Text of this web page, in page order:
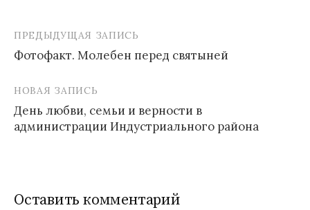
Навигация
по
записям
ПРЕДЫДУЩАЯ ЗАПИСЬ
Фотофакт. Молебен перед святыней
НОВАЯ ЗАПИСЬ
День любви, семьи и верности в
администрации Индустриального района
Оставить комментарий